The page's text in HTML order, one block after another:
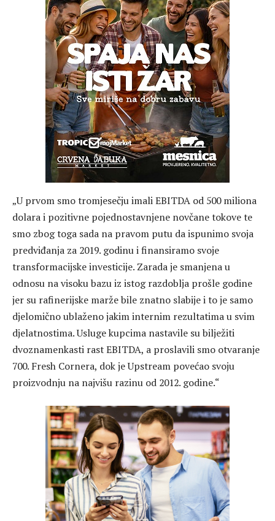
„U prvom smo tromjesečju imali EBITDA od 500 miliona
dolara i pozitivne pojednostavnjene novčane tokove te
smo zbog toga sada na pravom putu da ispunimo svoja
predviđanja za 2019. godinu i finansiramo svoje
transformacijske investicije. Zarada je smanjena u
odnosu na visoku bazu iz istog razdoblja prošle godine
jer su rafinerijske marže bile znatno slabije i to je samo
djelomično ublaženo jakim internim rezultatima u svim
djelatnostima. Usluge kupcima nastavile su bilježiti
dvoznamenkasti rast EBITDA, a proslavili smo otvaranje
700. Fresh Cornera, dok je Upstream povećao svoju
proizvodnju na najvišu razinu od 2012. godine.“